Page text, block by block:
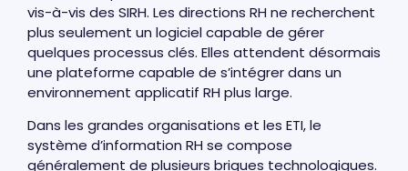
vis-à-vis des SIRH. Les directions RH ne recherchent
plus seulement un logiciel capable de gérer
quelques processus clés. Elles attendent désormais
une plateforme capable de s’intégrer dans un
environnement applicatif RH plus large.
Dans les grandes organisations et les ETI, le
système d’information RH se compose
généralement de plusieurs briques technologiques.